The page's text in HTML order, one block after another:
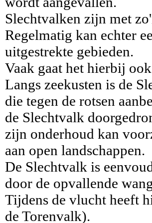
Slechtvalken zijn met
Regelmatig kan echter
uitgestrekte gebieden.
Vaak gaat het hierbij
Langs zeekusten is de
die tegen de rotsen
de Slechtvalk
zijn onderhoud kan
aan open landschappen.
De Slechtvalk is
door de opvallende
Tijdens de vlucht heeft
de Torenvalk).